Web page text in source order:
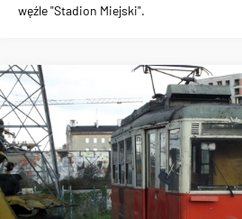
węźle "Stadion Miejski".